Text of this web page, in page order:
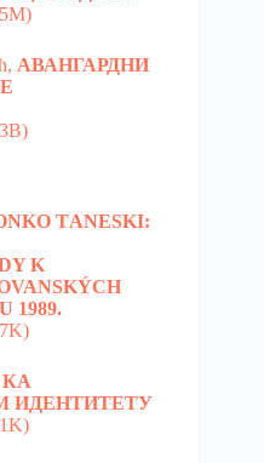
АВАНГАРДНИ
ТANESKI:
K
1989.
ИДЕНТИТЕТУ